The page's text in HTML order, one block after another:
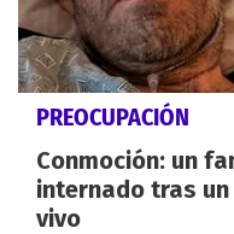
PREOCUPACIÓN
Conmoción: un
internado tras
vivo